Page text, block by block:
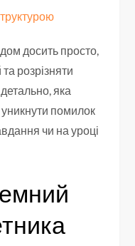
досить просто,
розрізняти
яка
помилок
чи на уроці